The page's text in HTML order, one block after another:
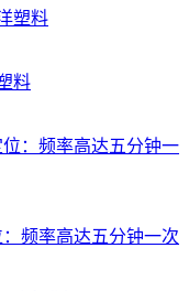
料
频率高达五分钟一次